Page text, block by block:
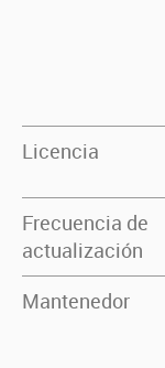
Licencia
Frecuencia de
actualización
Mantenedor